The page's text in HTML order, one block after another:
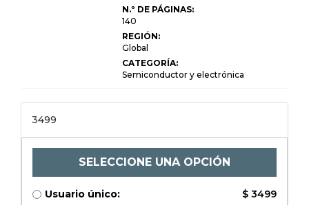
de impacto Covid-19, por
alimentación de CC), por
potencia de salida (baja,
computadoras portátiles)
Norte, Europa, Asia-
Medio Oriente y África),
análisis y pronosticado
N.º DE PÁGINAS:
140
REGIÓN:
Global
CATEGORÍA:
Semiconductor y electrónica
3499
SELECCIONE UNA OPCIÓN
Usuario único:
$ 3499